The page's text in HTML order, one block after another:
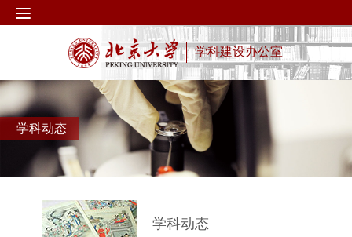
学科建设办公室
学科动态
学科动态